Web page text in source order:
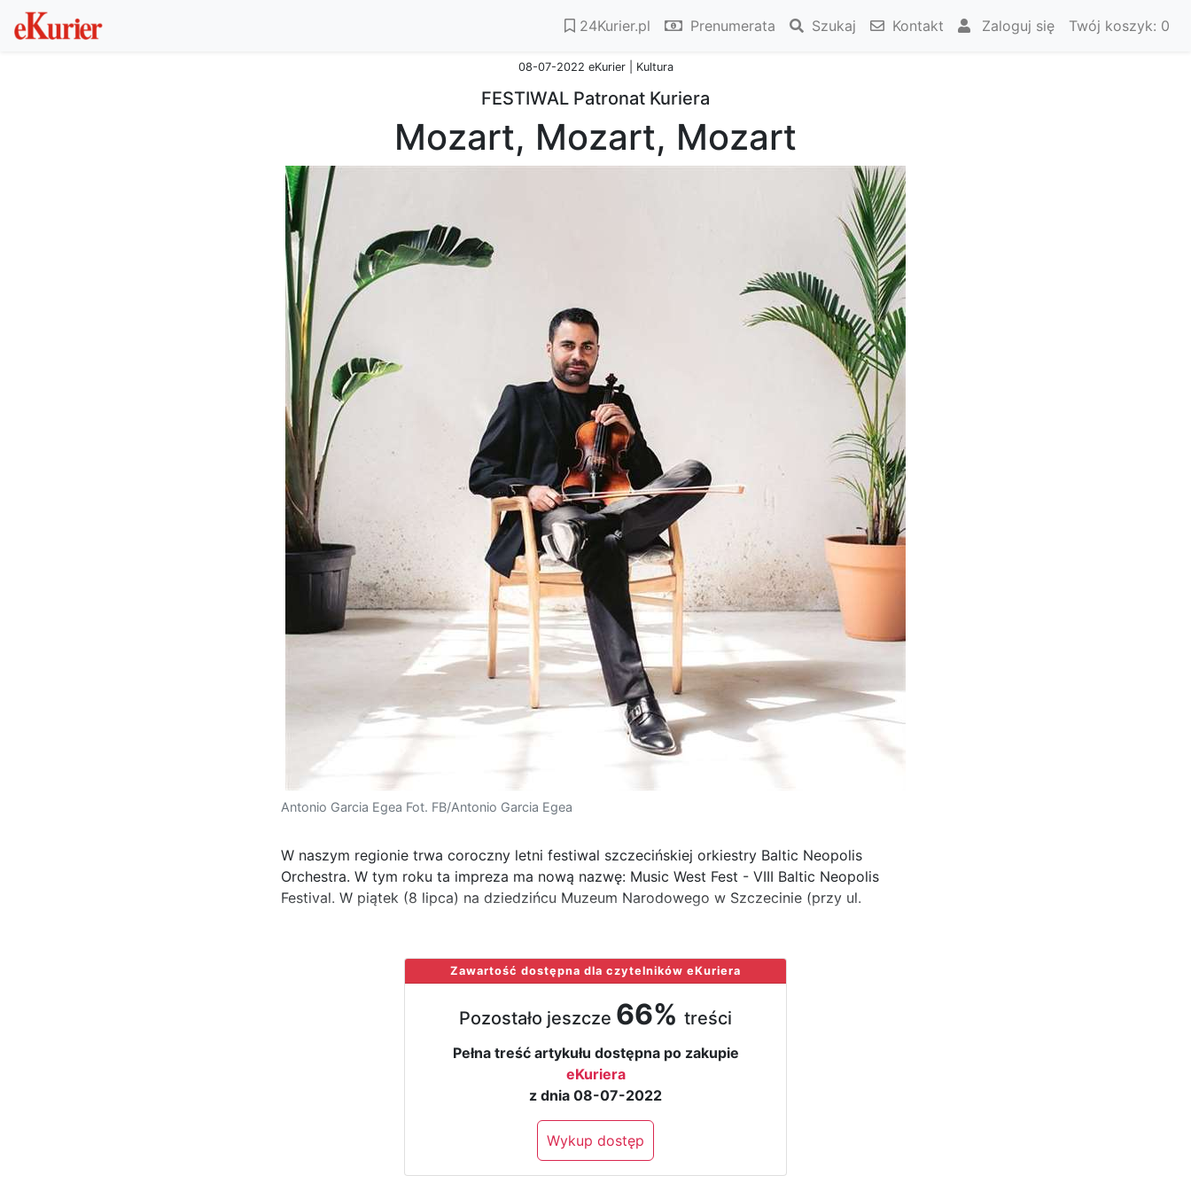
24Kurier.pl Prenumerata Szukaj Kontakt Zaloguj się Twój koszyk: 0
08-07-2022 eKurier | Kultura
FESTIWAL Patronat Kuriera
Mozart, Mozart, Mozart
Antonio Garcia Egea Fot. FB/Antonio Garcia Egea
W naszym regionie trwa coroczny letni festiwal szczecińskiej orkiestry Baltic Neopolis
Orchestra. W tym roku ta impreza ma nową nazwę: Music West Fest - VIII Baltic Neopolis
Festival. W piątek (8 lipca) na dziedzińcu Muzeum Narodowego w Szczecinie (przy ul.
Zawartość dostępna dla czytelników eKuriera
Pozostało jeszcze 66% treści
Pełna treść artykułu dostępna po zakupie
eKuriera
z dnia 08-07-2022
Wykup dostęp